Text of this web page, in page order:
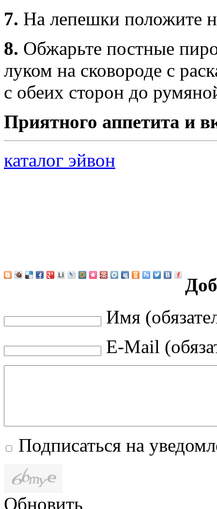
7. На лепешки положите
8. Обжарьте постные
луком на сковороде с
с обеих сторон до
Приятного аппетита и
каталог эйвон
Имя
E-Mail
Подписаться на
Обновить